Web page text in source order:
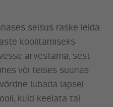
seisus raske leida.
koolitamiseks
arvestama, sest
või teises suunas
lubada lapsel
kuid keelata tal